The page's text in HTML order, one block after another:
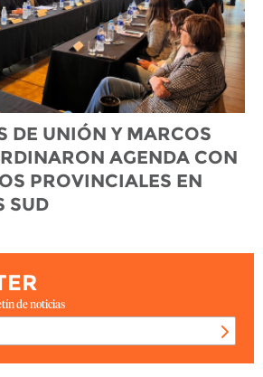
DE UNIÓN Y MARCOS
AGENDA CON
PROVINCIALES EN
SUD
de noticias